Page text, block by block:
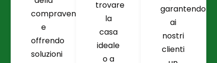
compravendita
e
offrendo
soluzioni
trovare
la
casa
ideale
o a
garantendo
ai
nostri
clienti